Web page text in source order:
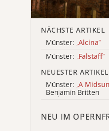
NÄCHSTE ARTIKEL
Münster: „Alcina“
Münster: „Falstaff“
NEUESTER ARTIKEL
Münster: „A
Benjamin Britten
NEU IM